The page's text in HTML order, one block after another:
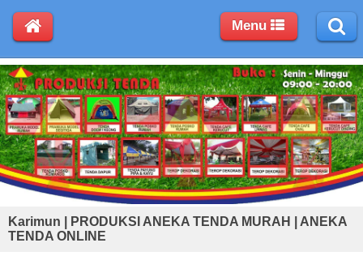
Karimun | PRODUKSI ANEKA TENDA MURAH | ANEKA
TENDA ONLINE
Menu